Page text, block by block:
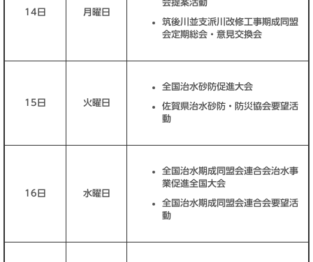
14日 月曜日
会提案活動
筑後川並支派川改修工事期成同盟
会定期総会・意見交換会
15日 火曜日
全国治水砂防促進大会
佐賀県治水砂防・防災協会要望活
動
16日 水曜日
全国治水期成同盟会連合会治水事
業促進全国大会
全国治水期成同盟会連合会要望活
動